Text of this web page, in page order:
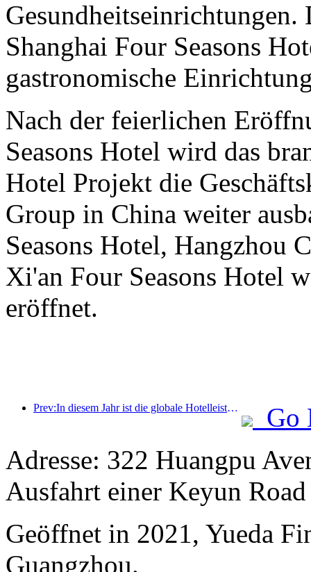
Gesundheitseinrichtungen.
Shanghai Four Seasons
gastronomische
Nach der feierlichen
Seasons Hotel wird das
Hotel Projekt die
Group in China weiter
Seasons Hotel, Hangzhou
Xi'an Four Seasons Hotel
eröffnet.
Prev:In diesem Jahr ist die globale Hotelleistung deutlich gewachsen und der asiatisch-pazifische Markt verbessert sich in 2024 weiter
Go
Adresse: 322 Huangpu
Ausfahrt einer Keyun
Geöffnet in 2021, Yueda
Guangzhou.